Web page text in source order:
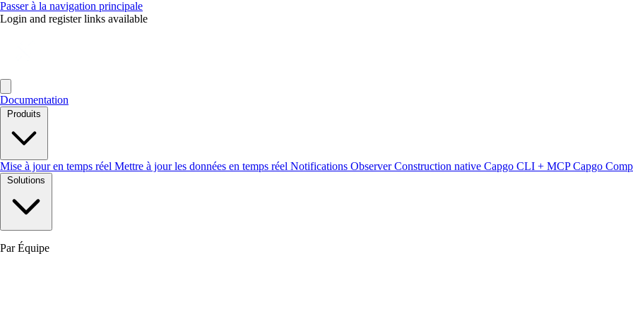
Passer à la navigation principale
Login and register links available
Documentation
Produits
Mise à jour en temps réel Mettre à jour les données en temps réel Notifications ObserverConstruction native Capgo CLI + MCPCapgo
Solutions
Par Équipe